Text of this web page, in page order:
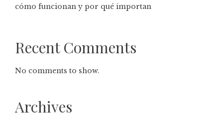
cómo funcionan y por qué importan
Recent Comments
No comments to show.
Archives